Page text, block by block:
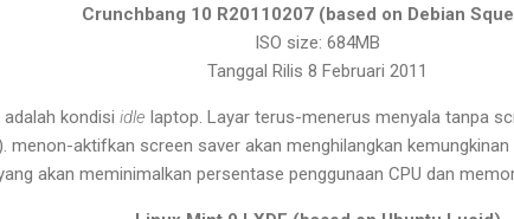
Crunchbang 10 R20110207 (based on Debian
ISO size: 684MB
Tanggal Rilis 8 Februari 2011
kondisi idle laptop. Layar terus-menerus menyala tanpa
menon-aktifkan screen saver akan menghilangkan
akan meminimalkan persentase penggunaan CPU dan